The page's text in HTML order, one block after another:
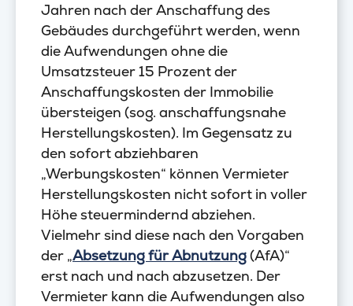
Jahren nach der Anschaffung des
Gebäudes durchgeführt werden, wenn
die Aufwendungen ohne die
Umsatzsteuer 15 Prozent der
Anschaffungskosten der Immobilie
übersteigen (sog. anschaffungsnahe
Herstellungskosten). Im Gegensatz zu
den sofort abziehbaren
„Werbungskosten“ können Vermieter
Herstellungskosten nicht sofort in voller
Höhe steuermindernd abziehen.
Vielmehr sind diese nach den Vorgaben
der „Absetzung für Abnutzung(AfA)“
erst nach und nach abzusetzen. Der
Vermieter kann die Aufwendungen also